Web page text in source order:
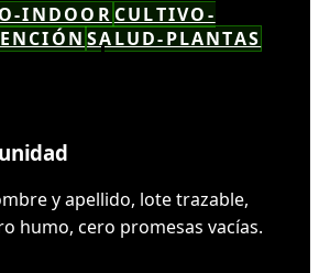
INDOOR CULTIVO-
SALUD-PLANTAS
y apellido, lote trazable,
humo, cero promesas vacías.